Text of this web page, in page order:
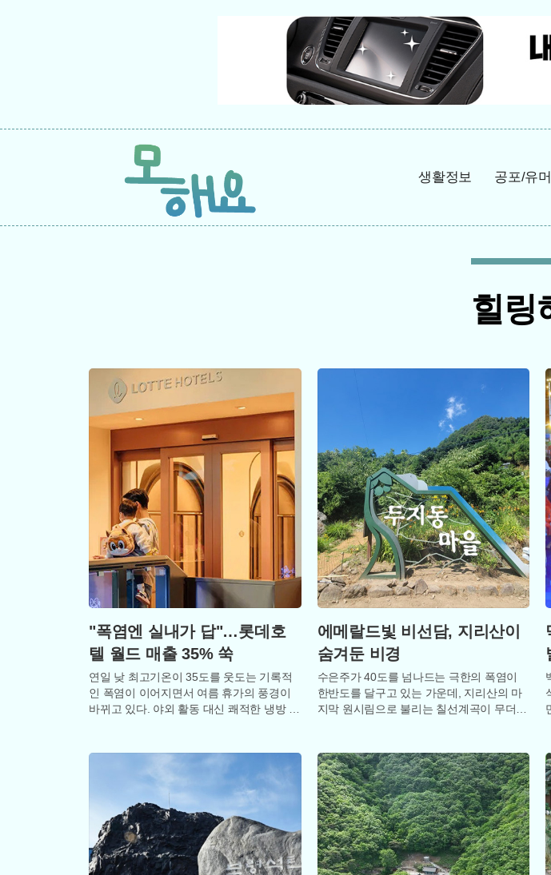
생활정보 공포/유머
힐링
"폭염엔 실내가 답"…롯데호
텔 월드 매출 35% 쑥
연일 낮 최고기온이 35도를 웃도는 기록적
인 폭염이 이어지면서 여름 휴가의 풍경이
바뀌고 있다. 야외 활동 대신 쾌적한 냉방 시
에메랄드빛 비선담, 지리산이
숨겨둔 비경
수은주가 40도를 넘나드는 극한의 폭염이
한반도를 달구고 있는 가운데, 지리산의 마
지막 원시림으로 불리는 칠선계곡이 무더위